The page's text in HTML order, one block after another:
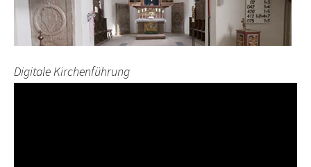
Digitale Kirchenführung